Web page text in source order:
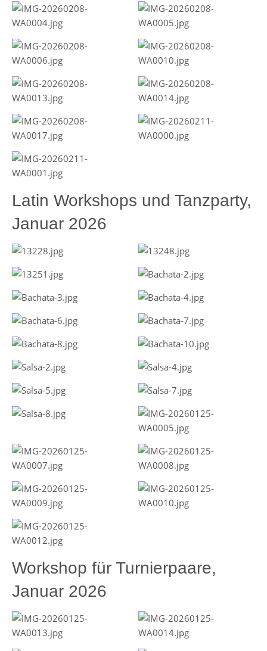
Latin Workshops und Tanzparty,
Januar 2026
Workshop für Turnierpaare,
Januar 2026